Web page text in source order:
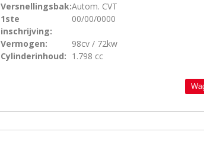
Versnellingsbak:Autom. CVT
1ste
inschrijving:
00/00/0000
Vermogen:
98cv / 72kw
Cylinderinhoud: 1.798 cc